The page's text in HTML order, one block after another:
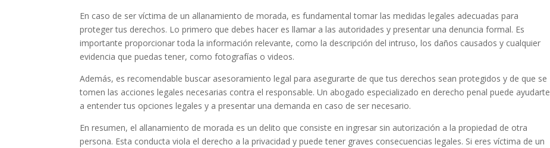
En caso de ser víctima de un allanamiento de morada, es fundamental tomar las medidas legales adecuadas para
proteger tus derechos. Lo primero que debes hacer es llamar a las autoridades y presentar una denuncia formal. Es
importante proporcionar toda la información relevante, como la descripción del intruso, los daños causados y cualquier
evidencia que puedas tener, como fotografías o videos.
Además, es recomendable buscar asesoramiento legal para asegurarte de que tus derechos sean protegidos y de que se
tomen las acciones legales necesarias contra el responsable. Un abogado especializado en derecho penal puede ayudarte
a entender tus opciones legales y a presentar una demanda en caso de ser necesario.
En resumen, el allanamiento de morada es un delito que consiste en ingresar sin autorización a la propiedad de otra
persona. Esta conducta viola el derecho a la privacidad y puede tener graves consecuencias legales. Si eres víctima de un